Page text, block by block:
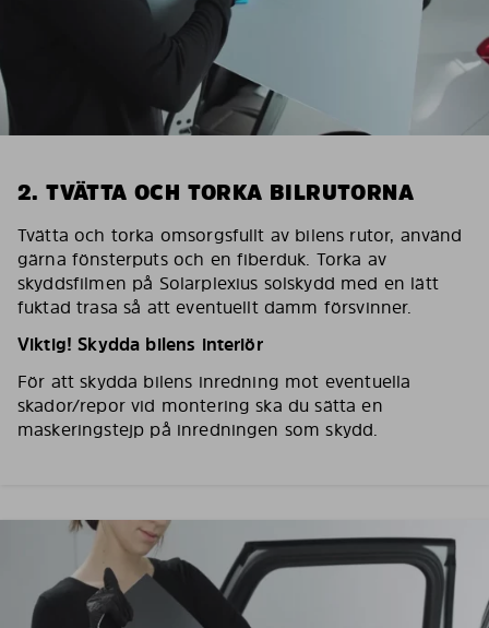
2. TVÄTTA OCH TORKA BILRUTORNA
Tvätta och torka omsorgsfullt av bilens rutor, använd
gärna fönsterputs och en fiberduk. Torka av
skyddsfilmen på Solarplexius solskydd med en lätt
fuktad trasa så att eventuellt damm försvinner.
Viktig! Skydda bilens interiör
För att skydda bilens inredning mot eventuella
skador/repor vid montering ska du sätta en
maskeringstejp på inredningen som skydd.